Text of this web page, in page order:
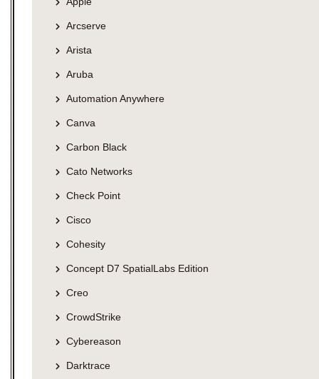
Arcserve
Arista
Aruba
Automation Anywhere
Canva
Carbon Black
Cato Networks
Check Point
Cisco
Cohesity
Concept D7 SpatialLabs Edition
Creo
CrowdStrike
Cybereason
Darktrace